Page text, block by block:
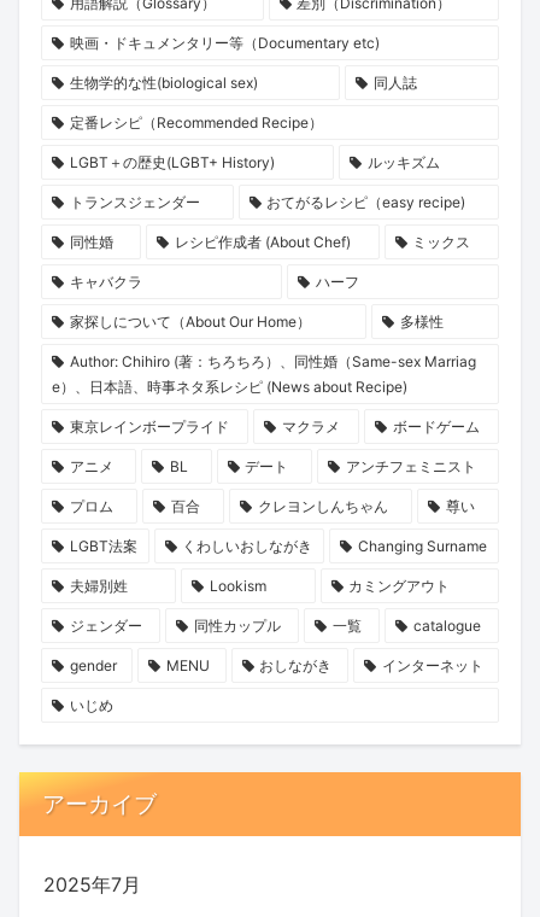
映画・ドキュメンタリー等（Documentary etc)
生物学的な性(biological sex) 同人誌
定番レシピ（Recommended Recipe）
LGBT＋の歴史(LGBT+ History) ルッキズム
トランスジェンダー おてがるレシピ（easy recipe)
同性婚 レシピ作成者 (About Chef) ミックス
キャバクラ ハーフ
家探しについて（About Our Home） 多様性
Author: Chihiro (著：ちろちろ）、同性婚（Same-sex Marriag
e）、日本語、時事ネタ系レシピ (News about Recipe)
東京レインボープライド マクラメ ボードゲーム
アニメ BL デート アンチフェミニスト
プロム 百合 クレヨンしんちゃん 尊い
LGBT法案 くわしいおしながき Changing Surname
夫婦別姓 Lookism カミングアウト
ジェンダー 同性カップル 一覧 catalogue
gender MENU おしながき インターネット
いじめ
アーカイブ
2025年7月